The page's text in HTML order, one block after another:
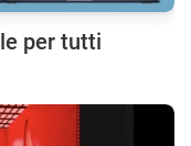
per tutti